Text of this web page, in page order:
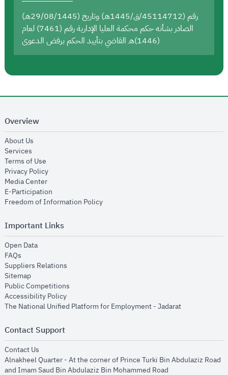
رقم (45114712/ق/1445هـ) وتاريخ (29/08/1445هـ)
الصادر بشأنه حكم محكمة العليا الإدارية رقم (7461) لعام
(1446)هـ القاضي بتأييد الحكم برفض الدعوى
Overview
About Us
Services
Terms of Use
Privacy Policyopens in new window
Media Centeropens in new window
E-Participation
Freedom of Information Policyopens in new window
Important Links
Open Dataopens in new window
FAQs
Suppliers Relations
Sitemapopens in new window
Public Competitions
Accessibility Policyopens in new window
The National Unified Platform for Employment - Jadaratopens in new
Contact Support
Contact Us
Alnakheel Quarter - At the corner of Prince Turki Bin Abdulaziz Road
and Imam Saud Bin Abdulaziz Bin Mohammed Road​